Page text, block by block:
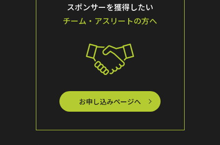
スポンサーを獲得したい
チーム・アスリートの方へ
お申し込みページへ